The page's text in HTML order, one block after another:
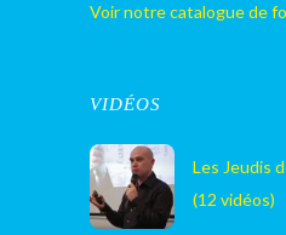
Voir notre catalogue de
VIDÉOS
Les Jeudis
(12 vidéos)